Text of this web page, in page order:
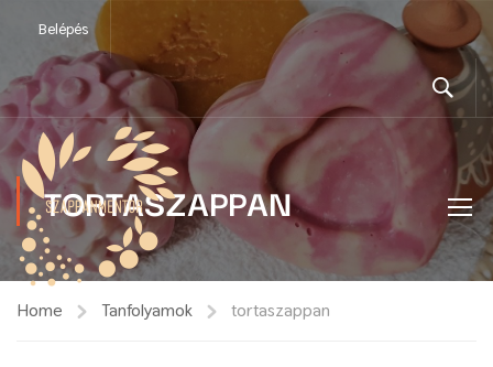
Belépés
TORTASZAPPAN
Home Tanfolyamok tortaszappan